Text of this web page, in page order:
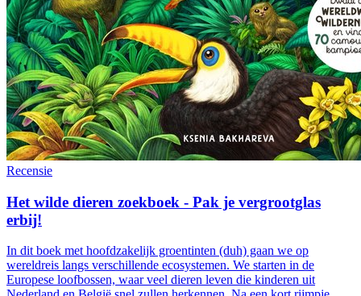
Recensie
Het wilde dieren zoekboek - Pak je vergrootglas
erbij!
In dit boek met hoofdzakelijk groentinten (duh) gaan we op
wereldreis langs verschillende ecosystemen. We starten in de
Europese loofbossen, waar veel dieren leven die kinderen uit